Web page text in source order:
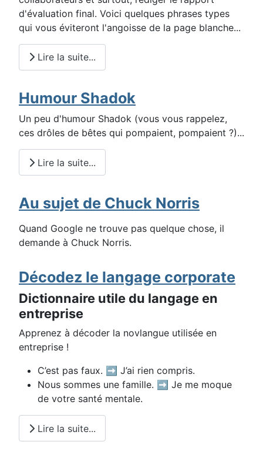
d'évaluation final. Voici quelques phrases types
qui vous éviteront l'angoisse de la page blanche...
Lire la suite...
Humour Shadok
Un peu d'humour Shadok (vous vous rappelez,
ces drôles de bêtes qui pompaient, pompaient ?)...
Lire la suite...
Au sujet de Chuck Norris
Quand Google ne trouve pas quelque chose, il
demande à Chuck Norris.
Décodez le langage corporate
Dictionnaire utile du langage en
entreprise
Apprenez à décoder la novlangue utilisée en
entreprise !
C’est pas faux. ➡️ J’ai rien compris.
Nous sommes une famille. ➡️ Je me moque
de votre santé mentale.
Lire la suite...